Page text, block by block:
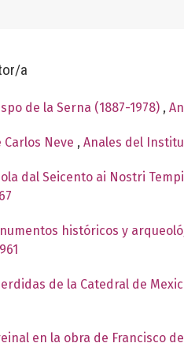
a
de la Serna (1887-1978) ,
Carlos Neve , Anales del
dal Seicento ai Nostri
históricos y
de la Catedral de
en la obra de Francisco